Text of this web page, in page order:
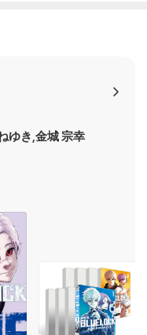
ゆき,金城 宗幸